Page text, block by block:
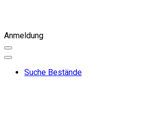
Anmeldung
Suche Bestände